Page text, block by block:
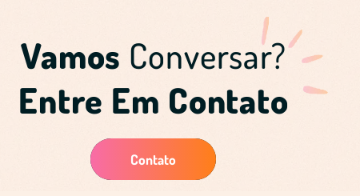
Vamos Conversar?
Entre Em Contato
Contato